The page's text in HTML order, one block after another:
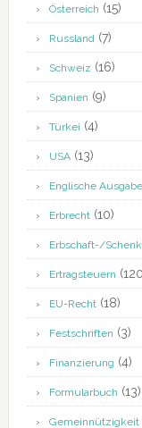
Österreich (15)
Russland(7)
Schweiz (16)
Spanien (9)
Türkei (4)
USA(13)
Englische Ausgabe
Erbrecht(10)
Erbschaft-/
Ertragsteuern
EU-Recht(18)
Festschriften (3)
Finanzierung (4)
Formularbuch (13)
Gemeinnützigkeit